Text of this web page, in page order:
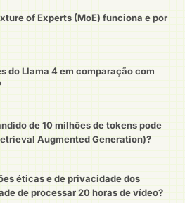
of Experts (MoE) funciona e por
do Llama 4 em comparação com
de 10 milhões de tokens pode
Augmented Generation)?
éticas e de privacidade dos
de processar 20 horas de vídeo?